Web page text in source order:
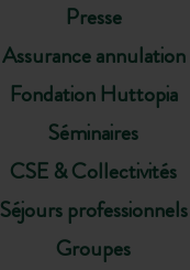
Presse
Assurance annulation
Fondation Huttopia
Séminaires
CSE & Collectivités
Séjours professionnels
Groupes